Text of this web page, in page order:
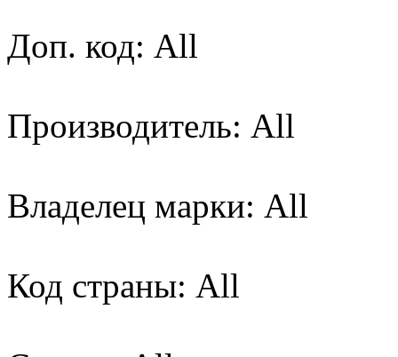
Доп. код: All
Производитель: All
Владелец марки: All
Код страны: All